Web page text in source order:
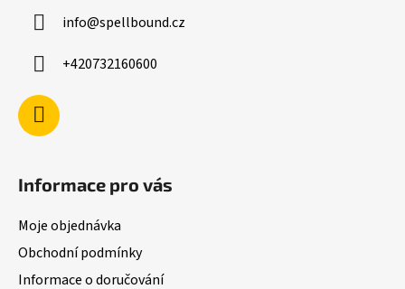
info@spellbound.cz
+420732160600
Informace pro vás
Moje objednávka
Obchodní podmínky
Informace o doručování